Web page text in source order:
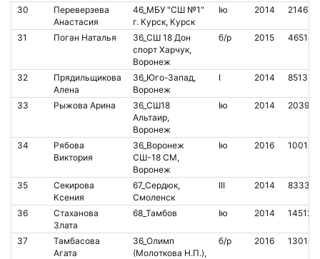
30
Переверзева
Анастасия
46_МБУ "СШ №1"
г. Курск, Курск
Iю 2014
31 Поган Наталья
36_СШ 18 Дон
спорт Харчук,
Воронеж
б/р 2015
32
Прядильщикова
Алена
36_Юго-Запад,
Воронеж
I 2014
33 Рыжова Арина
36_СШ18
Альтаир,
Воронеж
Iю 2014
34
Рябова
Виктория
36_Воронеж
СШ-18 СМ,
Воронеж
Iю 2016
35
Секирова
Ксения
67_Сердюк,
Смоленск
III 2014
36
Стаханова
Злата
68_Тамбов Iю 2014
37
Тамбасова
Агата
36_Олимп
(Молоткова Н.П.),
б/р 2016